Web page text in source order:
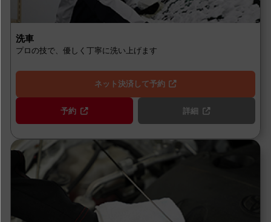
洗車
プロの技で、優しく丁寧に洗い上げます
ネット決済して予約
予約 詳細